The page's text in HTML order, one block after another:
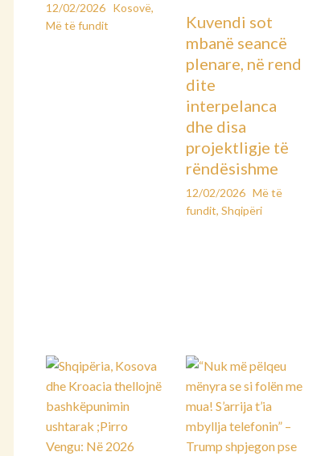
12/02/2026 Kosovë,
Më të fundit
Kuvendi sot
mbanë seancë
plenare, në rend
dite
interpelanca
dhe disa
projektligje të
rëndësishme
12/02/2026 Më të
fundit, Shqipëri